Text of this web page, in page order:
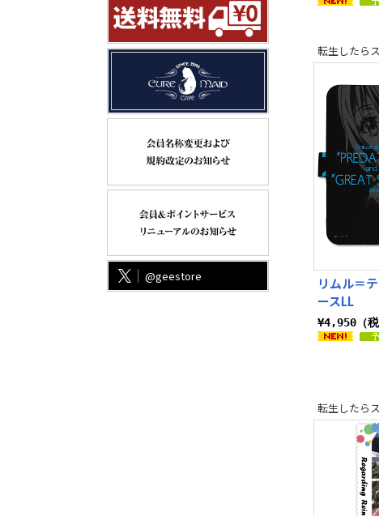
@geestore
転生したら
リムル＝
ースLL
¥4,950（税
転生したら